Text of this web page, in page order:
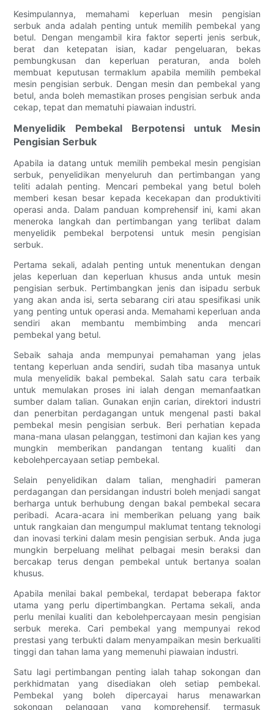
Kesimpulannya, memahami keperluan mesin pengisian
serbuk anda adalah penting untuk memilih pembekal yang
betul. Dengan mengambil kira faktor seperti jenis serbuk,
berat dan ketepatan isian, kadar pengeluaran, bekas
pembungkusan dan keperluan peraturan, anda boleh
membuat keputusan termaklum apabila memilih pembekal
mesin pengisian serbuk. Dengan mesin dan pembekal yang
betul, anda boleh memastikan proses pengisian serbuk anda
cekap, tepat dan mematuhi piawaian industri.
Menyelidik Pembekal Berpotensi untuk Mesin
Pengisian Serbuk
Apabila ia datang untuk memilih pembekal mesin pengisian
serbuk, penyelidikan menyeluruh dan pertimbangan yang
teliti adalah penting. Mencari pembekal yang betul boleh
memberi kesan besar kepada kecekapan dan produktiviti
operasi anda. Dalam panduan komprehensif ini, kami akan
meneroka langkah dan pertimbangan yang terlibat dalam
menyelidik pembekal berpotensi untuk mesin pengisian
serbuk.
Pertama sekali, adalah penting untuk menentukan dengan
jelas keperluan dan keperluan khusus anda untuk mesin
pengisian serbuk. Pertimbangkan jenis dan isipadu serbuk
yang akan anda isi, serta sebarang ciri atau spesifikasi unik
yang penting untuk operasi anda. Memahami keperluan anda
sendiri akan membantu membimbing anda mencari
pembekal yang betul.
Sebaik sahaja anda mempunyai pemahaman yang jelas
tentang keperluan anda sendiri, sudah tiba masanya untuk
mula menyelidik bakal pembekal. Salah satu cara terbaik
untuk memulakan proses ini ialah dengan memanfaatkan
sumber dalam talian. Gunakan enjin carian, direktori industri
dan penerbitan perdagangan untuk mengenal pasti bakal
pembekal mesin pengisian serbuk. Beri perhatian kepada
mana-mana ulasan pelanggan, testimoni dan kajian kes yang
mungkin memberikan pandangan tentang kualiti dan
kebolehpercayaan setiap pembekal.
Selain penyelidikan dalam talian, menghadiri pameran
perdagangan dan persidangan industri boleh menjadi sangat
berharga untuk berhubung dengan bakal pembekal secara
peribadi. Acara-acara ini memberikan peluang yang baik
untuk rangkaian dan mengumpul maklumat tentang teknologi
dan inovasi terkini dalam mesin pengisian serbuk. Anda juga
mungkin berpeluang melihat pelbagai mesin beraksi dan
bercakap terus dengan pembekal untuk bertanya soalan
khusus.
Apabila menilai bakal pembekal, terdapat beberapa faktor
utama yang perlu dipertimbangkan. Pertama sekali, anda
perlu menilai kualiti dan kebolehpercayaan mesin pengisian
serbuk mereka. Cari pembekal yang mempunyai rekod
prestasi yang terbukti dalam menyampaikan mesin berkualiti
tinggi dan tahan lama yang memenuhi piawaian industri.
Satu lagi pertimbangan penting ialah tahap sokongan dan
perkhidmatan yang disediakan oleh setiap pembekal.
Pembekal yang boleh dipercayai harus menawarkan
sokongan pelanggan yang komprehensif, termasuk